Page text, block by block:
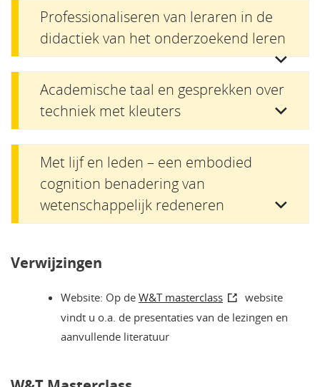
Professionaliseren van leraren in de
didactiek van het onderzoekend leren
Academische taal en gesprekken over
techniek met kleuters
Met lijf en leden – een embodied
cognition benadering van
wetenschappelijk redeneren
Verwijzingen
Website: Op de W&T masterclass
website
vindt u o.a. de presentaties van de lezingen en
aanvullende literatuur